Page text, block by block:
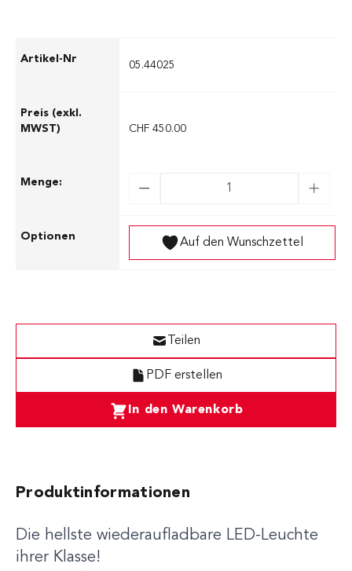
05.44025
CHF 450.00
Auf den Wunschzettel
In den Warenkorb
PDF erstellen
Teilen
Produktinformationen
Die hellste wiederaufladbare LED-Leuchte
ihrer Klasse!